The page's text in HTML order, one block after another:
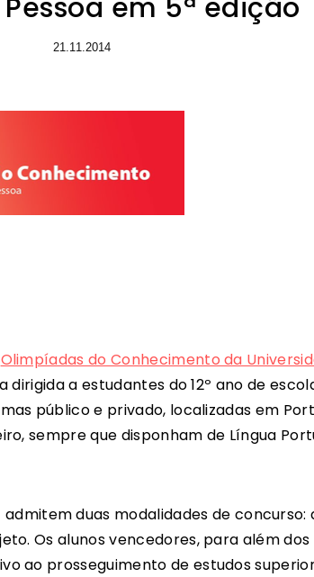
em 5ª edição
21.11.2014
Olimpíadas do Conhecimento da
dirigida a estudantes do 12º ano de
público e privado, localizadas em
sempre que disponham de Língua
admitem duas modalidades de concurso:
Os alunos vencedores, para além
ao prosseguimento de estudos